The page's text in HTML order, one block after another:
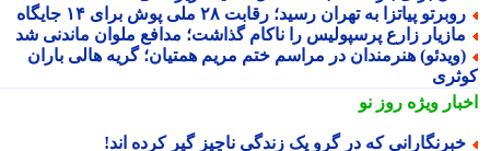
پیاتزا به تهران رسید؛ رقابت ۲۸ ملی پوش برای ۱۴ جایگاه
زارع پرسپولیس را ناکام گذاشت؛ مدافع ملوان ماندنی شد
هنرمندان در مراسم ختم مریم همتیان؛ گریه هالی باران
ویژهروز نو
که در گرو یک زندگی ناچیز گیر کرده اند!